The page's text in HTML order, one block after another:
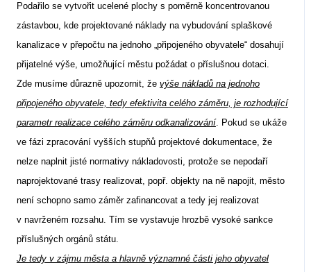
Podařilo se vytvořit ucelené plochy s poměrně koncentrovanou
zástavbou, kde projektované náklady na vybudování splaškové
kanalizace v přepočtu na jednoho „připojeného obyvatele“ dosahují
přijatelné výše, umožňující městu požádat o příslušnou dotaci.
Zde musíme důrazně upozornit, že výše nákladů na jednoho
připojeného obyvatele, tedy efektivita celého záměru, je rozhodující
parametr realizace celého záměru odkanalizování. Pokud se ukáže
ve fázi zpracování vyšších stupňů projektové dokumentace, že
nelze naplnit jisté normativy nákladovosti, protože se nepodaří
naprojektované trasy realizovat, popř. objekty na ně napojit, město
není schopno samo záměr zafinancovat a tedy jej realizovat
v navrženém rozsahu. Tím se vystavuje hrozbě vysoké sankce
příslušných orgánů státu.
Je tedy v zájmu města a hlavně významné části jeho obyvatel